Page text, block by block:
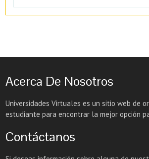
Acerca De Nosotros
Universidades Virtuales es un sitio web de
estudiante para encontrar la mejor opción
Contáctanos